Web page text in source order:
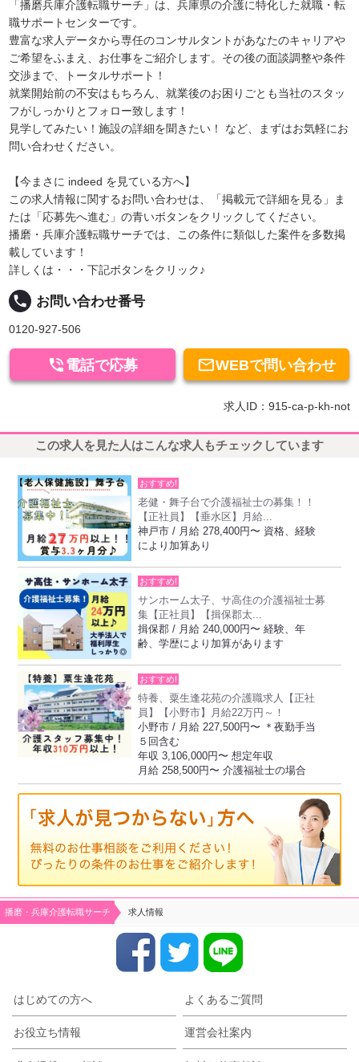
「播磨兵庫介護転職サーチ」は、兵庫県の介護に特化した就職・転
職サポートセンターです。
豊富な求人データから専任のコンサルタントがあなたのキャリアや
ご希望をふまえ、お仕事をご紹介します。その後の面談調整や条件
交渉まで、トータルサポート！
就業開始前の不安はもちろん、就業後のお困りごとも当社のスタッ
フがしっかりとフォロー致します！
見学してみたい！施設の詳細を聞きたい！ など、まずはお気軽にお
問い合わせください。
【今まさに indeed を見ている方へ】
この求人情報に関するお問い合わせは、「掲載元で詳細を見る」ま
たは「応募先へ進む」の青いボタンをクリックしてください。
播磨・兵庫介護転職サーチでは、この条件に類似した案件を多数掲
載しています！
詳しくは・・・下記ボタンをクリック♪
local_phone お問い合わせ番号
0120-927-506
WEBで問い合わせ
 電話で応募
求人ID：915-ca-p-kh-not
この求人を見た人はこんな求人もチェックしています
おすすめ!
老健・舞子台で介護福祉士の募集！！
【正社員】【垂水区】月給...
神戸市 / 月給 278,400円〜 資格、経験
により加算あり
おすすめ!
サンホーム太子、サ高住の介護福祉士募
集【正社員】【揖保郡太...
揖保郡 / 月給 240,000円〜 経験、年
齢、学歴により加算があります
おすすめ!
特養、粟生逢花苑の介護職求人【正社
員】【小野市】月給22万円～！
小野市 / 月給 227,500円〜 ＊夜勤手当
５回含む
年収 3,106,000円〜 想定年収
月給 258,500円〜 介護福祉士の場合
播磨・兵庫介護転職サーチ 求人情報
はじめての方へ よくあるご質問
お役立ち情報 運営会社案内